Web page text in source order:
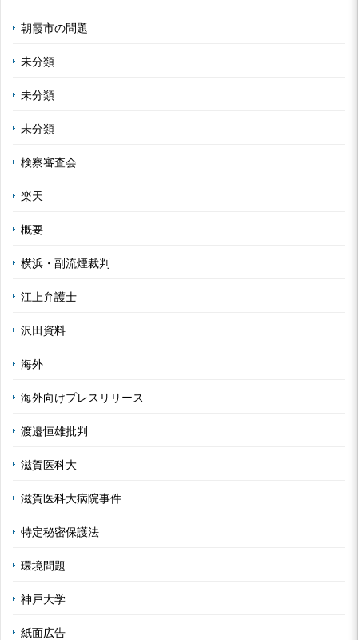
朝霞市の問題
未分類
未分類
未分類
検察審査会
楽天
概要
横浜・副流煙裁判
江上弁護士
沢田資料
海外
海外向けプレスリリース
渡邉恒雄批判
滋賀医科大
滋賀医科大病院事件
特定秘密保護法
環境問題
神戸大学
紙面広告